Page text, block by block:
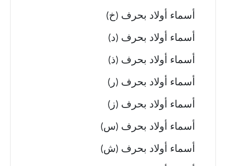
أسماء أولاد بحرف (خ)
أسماء أولاد بحرف (د)
أسماء أولاد بحرف (ذ)
أسماء أولاد بحرف (ر)
أسماء أولاد بحرف (ز)
أسماء أولاد بحرف (س)
أسماء أولاد بحرف (ش)